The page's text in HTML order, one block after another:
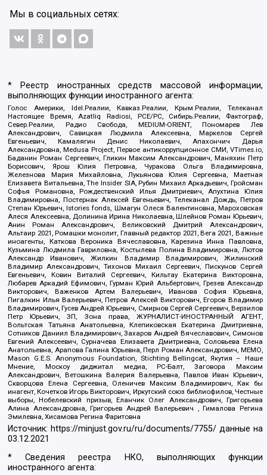
Мы в социальных сетях:
* Реестр иностранных средств массовой информации,
выполняющих функции иностранного агента:
Голос Америки, Idel.Реалии, Кавказ.Реалии, Крым.Реалии, Телеканал
Настоящее Время, Azatliq Radiosi, PCE/PC, Сибирь.Реалии, Фактограф,
Север.Реалии, Радио Свобода, MEDIUM-ORIENT, Пономарев Лев
Александрович, Савицкая Людмила Алексеевна, Маркелов Сергей
Евгеньевич, Камалягин Денис Николаевич, Апахончич Дарья
Александровна, Medusa Project, Первое антикоррупционное СМИ, VTimes.io,
Баданин Роман Сергеевич, Гликин Максим Александрович, Маняхин Петр
Борисович, Ярош Юлия Петровна, Чуракова Ольга Владимировна,
Железнова Мария Михайловна, Лукьянова Юлия Сергеевна, Маетная
Елизавета Витальевна, The Insider SIA, Рубин Михаил Аркадьевич, Гройсман
Софья Романовна, Рождественский Илья Дмитриевич, Апухтина Юлия
Владимировна, Постернак Алексей Евгеньевич, Телеканал Дождь, Петров
Степан Юрьевич, Istories fonds, Шмагун Олеся Валентиновна, Мароховская
Алеся Алексеевна, Долинина Ирина Николаевна, Шлейнов Роман Юрьевич,
Анин Роман Александрович, Великовский Дмитрий Александрович,
Альтаир 2021, Ромашки монолит, Главный редактор 2021, Вега 2021, Важные
иноагенты, Каткова Вероника Вячеславовна, Карезина Инна Павловна,
Кузьмина Людмила Гавриловна, Костылева Полина Владимировна, Лютов
Александр Иванович, Жилкин Владимир Владимирович, Жилинский
Владимир Александрович, Тихонов Михаил Сергеевич, Пискунов Сергей
Евгеньевич, Ковин Виталий Сергеевич, Кильтау Екатерина Викторовна,
Любарев Аркадий Ефимович, Гурман Юрий Альбертович, Грезев Александр
Викторович, Важенков Артем Валерьевич, Иванова София Юрьевна,
Пигалкин Илья Валерьевич, Петров Алексей Викторович, Егоров Владимир
Владимирович, Гусев Андрей Юрьевич, Смирнов Сергей Сергеевич, Верзилов
Петр Юрьевич, ЗП, Зона права, ЖУРНАЛИСТ-ИНОСТРАННЫЙ АГЕНТ,
Вольтская Татьяна Анатольевна, Клепиковская Екатерина Дмитриевна,
Сотников Даниил Владимирович, Захаров Андрей Вячеславович, Симонов
Евгений Алексеевич, Сурначева Елизавета Дмитриевна, Соловьева Елена
Анатольевна, Арапова Галина Юрьевна, Перл Роман Александрович, МЕМО,
Mason G.E.S. Anonymous Foundation, Stichting Bellingcat, Якутия – Наше
Мнение, Москоу диджитал медиа, РС-Балт, Заговора Максим
Александрович, Ветошкина Валерия Валерьевна, Павлов Иван Юрьевич,
Скворцова Елена Сергеевна, Оленичев Максим Владимирович, Как бы
инагент, Кочетков Игорь Викторович, Иркутский союз библиофилов, Честные
выборы, Нобелевский призыв, Еланчик Олег Александрович, Григорьева
Алина Александровна, Григорьев Андрей Валерьевич , Гималова Регина
Эмилевна, Хисамова Регина Фаритовна
Источник: https://minjust.gov.ru/ru/documents/7755/ данные на
03.12.2021
* Сведения реестра НКО, выполняющих функции
иностранного агента: